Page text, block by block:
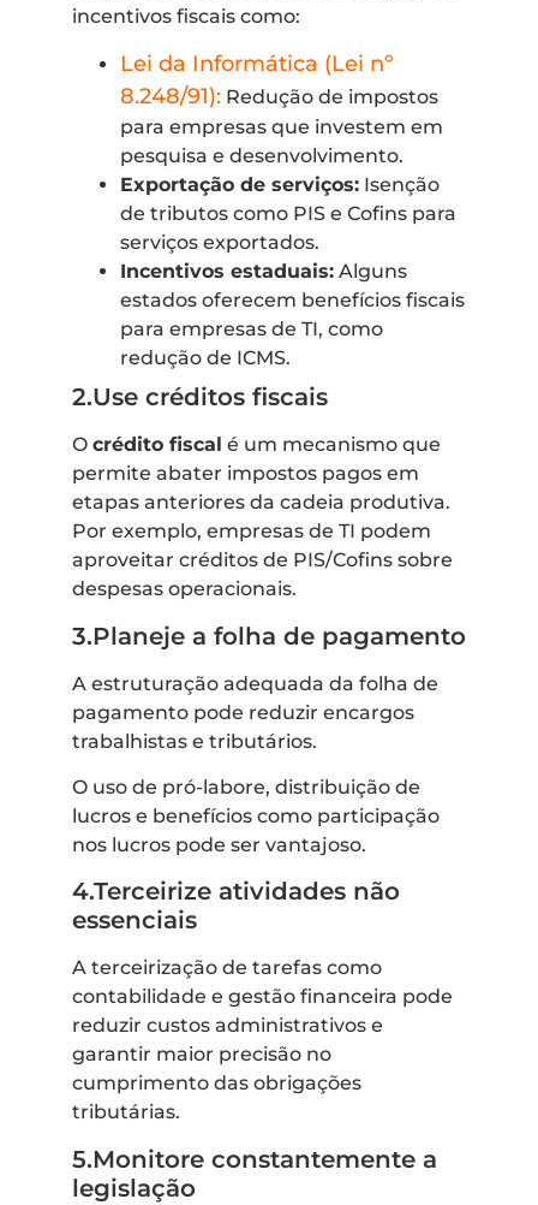
incentivos fiscais como:
Lei da Informática (Lei nº
8.248/91): Redução de impostos
para empresas que investem em
pesquisa e desenvolvimento.
Exportação de serviços: Isenção
de tributos como PIS e Cofins para
serviços exportados.
Incentivos estaduais: Alguns
estados oferecem benefícios fiscais
para empresas de TI, como
redução de ICMS.
2.Use créditos fiscais
O crédito fiscal é um mecanismo que
permite abater impostos pagos em
etapas anteriores da cadeia produtiva.
Por exemplo, empresas de TI podem
aproveitar créditos de PIS/Cofins sobre
despesas operacionais.
3.Planeje a folha de pagamento
A estruturação adequada da folha de
pagamento pode reduzir encargos
trabalhistas e tributários.
O uso de pró-labore, distribuição de
lucros e benefícios como participação
nos lucros pode ser vantajoso.
4.Terceirize atividades não
essenciais
A terceirização de tarefas como
contabilidade e gestão financeira pode
reduzir custos administrativos e
garantir maior precisão no
cumprimento das obrigações
tributárias.
5.Monitore constantemente a
legislação